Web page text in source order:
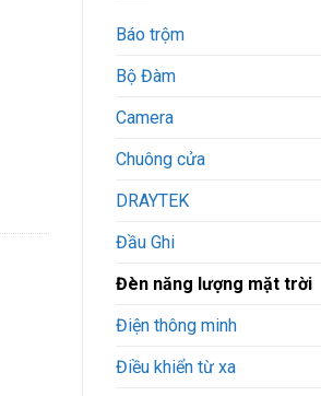
Báo trộm
Bộ Đàm
Camera
Chuông cửa
DRAYTEK
Đầu Ghi
Đèn năng lượng mặt trời
Điện thông minh
Điều khiển từ xa